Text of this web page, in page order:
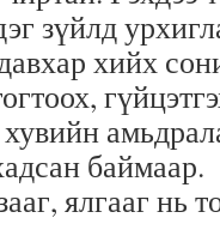
зүйлд
хийх
ялгааг нь